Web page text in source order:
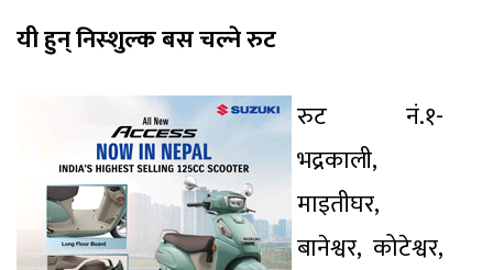
यी हुन् निस्शुल्क बस चल्ने रुट
रुट नं.१-
भद्रकाली,
माइतीघर,
बानेश्वर, कोटेश्वर,